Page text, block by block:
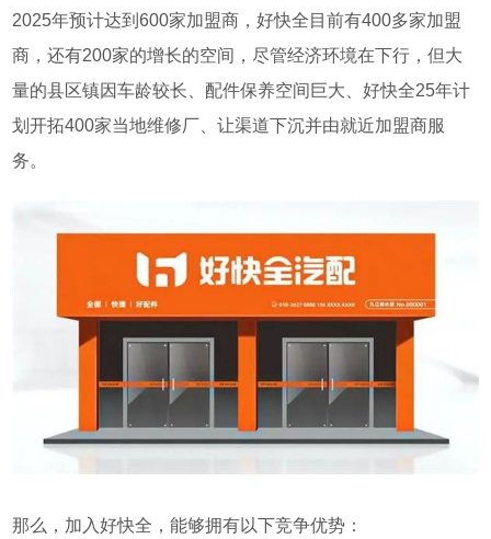
2025年预计达到600家加盟商，好快全目前有400多家加盟
商，还有200家的增长的空间，尽管经济环境在下行，但大
量的县区镇因车龄较长、配件保养空间巨大、好快全25年计
划开拓400家当地维修厂、让渠道下沉并由就近加盟商服
务。
那么，加入好快全，能够拥有以下竞争优势：